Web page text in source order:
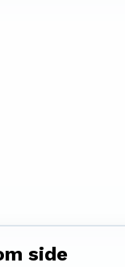
side